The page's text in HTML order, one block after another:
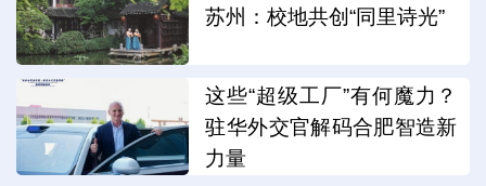
苏州：校地共创“同里诗光”
这些“超级工厂”有何魔力？
驻华外交官解码合肥智造新
力量